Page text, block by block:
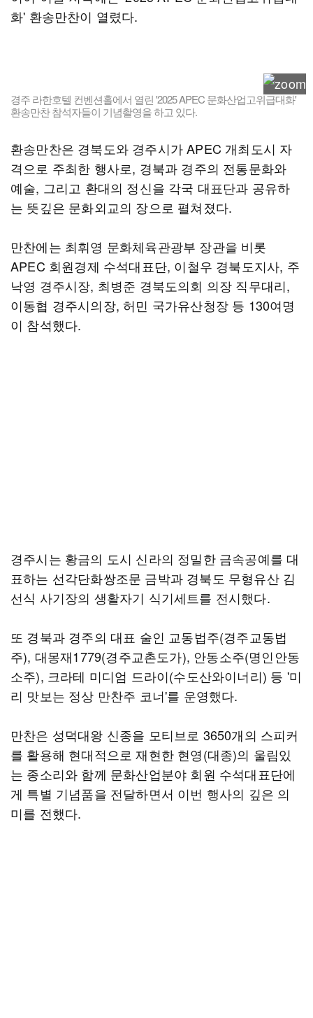
화' 환송만찬이 열렸다.
경주 라한호텔 컨벤션홀에서 열린 '2025 APEC 문화산업고위급대화'
환송만찬 참석자들이 기념촬영을 하고 있다.
환송만찬은 경북도와 경주시가 APEC 개최도시 자
격으로 주최한 행사로, 경북과 경주의 전통문화와
예술, 그리고 환대의 정신을 각국 대표단과 공유하
는 뜻깊은 문화외교의 장으로 펼쳐졌다.
만찬에는 최휘영 문화체육관광부 장관을 비롯
APEC 회원경제 수석대표단, 이철우 경북도지사, 주
낙영 경주시장, 최병준 경북도의회 의장 직무대리,
이동협 경주시의장, 허민 국가유산청장 등 130여명
이 참석했다.
경주시는 황금의 도시 신라의 정밀한 금속공예를 대
표하는 선각단화쌍조문 금박과 경북도 무형유산 김
선식 사기장의 생활자기 식기세트를 전시했다.
또 경북과 경주의 대표 술인 교동법주(경주교동법
주), 대몽재1779(경주교촌도가), 안동소주(명인안동
소주), 크라테 미디엄 드라이(수도산와이너리) 등 '미
리 맛보는 정상 만찬주 코너'를 운영했다.
만찬은 성덕대왕 신종을 모티브로 3650개의 스피커
를 활용해 현대적으로 재현한 현영(대종)의 울림있
는 종소리와 함께 문화산업분야 회원 수석대표단에
게 특별 기념품을 전달하면서 이번 행사의 깊은 의
미를 전했다.